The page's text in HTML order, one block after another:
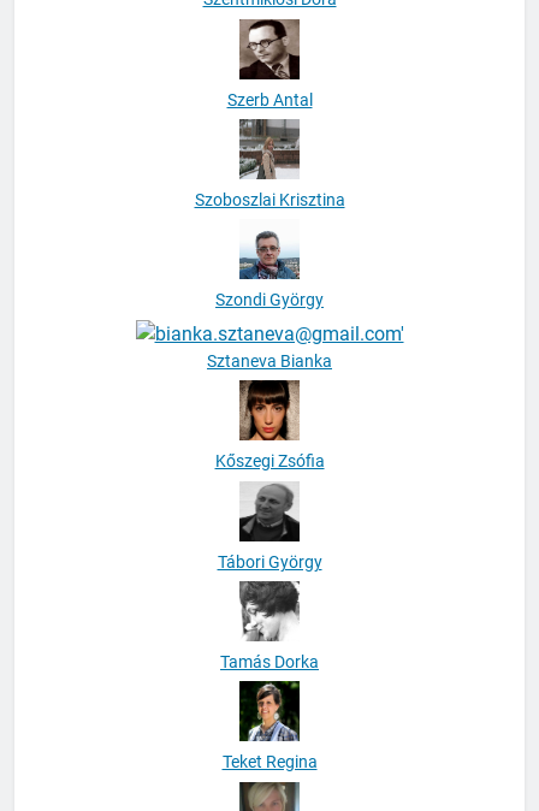
Szerb Antal
Szoboszlai Krisztina
Szondi György
Kőszegi Zsófia
Tábori György
Tamás Dorka
Teket Regina